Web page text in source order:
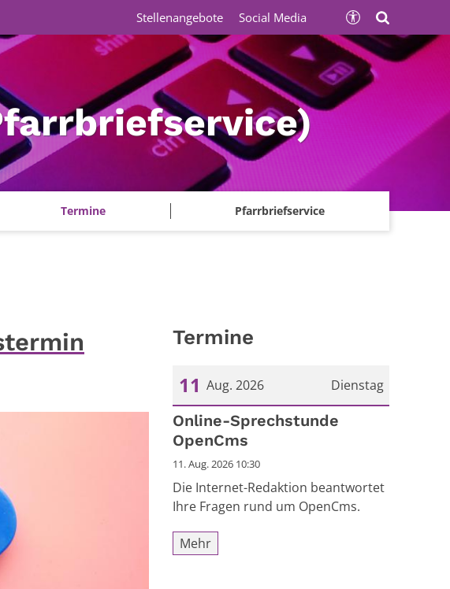
Termine Pfarrbriefservice
Stellenangebote Social Media
Termine
Dienstag
11 Aug. 2026
Datum: 11. August 2026
Online-Sprechstunde
OpenCms
11. Aug. 2026 10:30
Die Internet-Redaktion beantwortet
Ihre Fragen rund um OpenCms.
Mehr